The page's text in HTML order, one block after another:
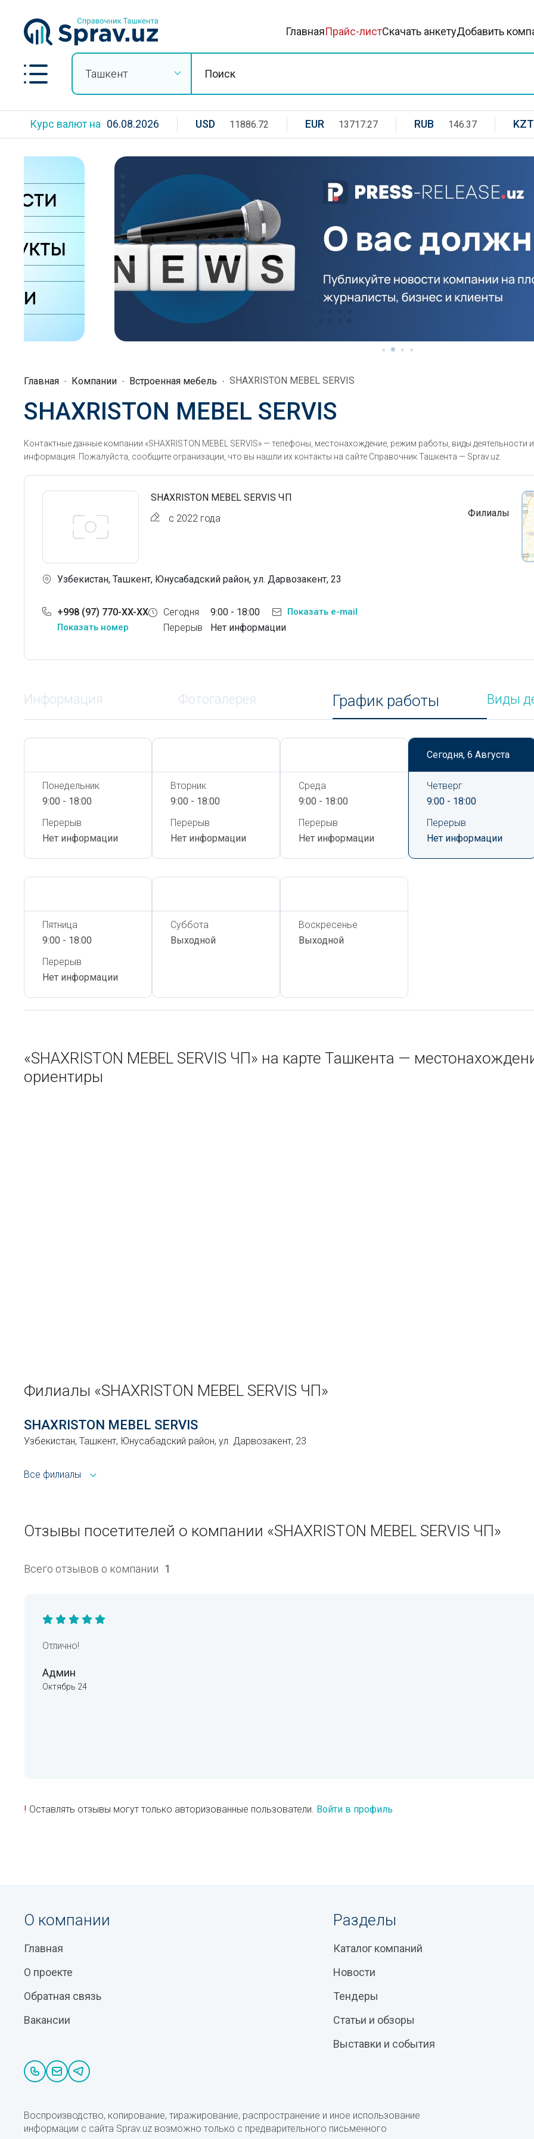
ГлавнаяПрайс-листСкачать анкетуДобавить
Ташкент
Курс валют на 06.08.2026 USD 11886.72 EUR 13717.27 RUB 146.37 KZT
Главная Компании Встроенная мебель SHAXRISTON MEBEL SERVIS
SHAXRISTON MEBEL SERVIS
Контактные данные компании «SHAXRISTON MEBEL SERVIS» — телефоны, местонахождение, режим работы, виды деятельности
информация. Пожалуйста, сообщите огранизации, что вы нашли их контакты на сайте Справочник Ташкента — Sprav.uz.
SHAXRISTON MEBEL SERVIS ЧП
с 2022 года
Филиалы
Узбекистан, Ташкент, Юнусабадский район, ул. Дарвозакент, 23
+998 (97) 770-XX-XX
Показать номер
Сегодня
Перерыв
9:00 - 18:00
Нет информации
Показать e-mail
Информация Фотогалерея График работы Виды
Понедельник
9:00 - 18:00
Перерыв
Нет информации
Вторник
9:00 - 18:00
Перерыв
Нет информации
Среда
9:00 - 18:00
Перерыв
Нет информации
Сегодня, 6 Августа
Четверг
9:00 - 18:00
Перерыв
Нет информации
Пятница
9:00 - 18:00
Перерыв
Нет информации
Суббота
Выходной
Воскресенье
Выходной
«SHAXRISTON MEBEL SERVIS ЧП» на карте Ташкента —
ориентиры
Филиалы «SHAXRISTON MEBEL SERVIS ЧП»
SHAXRISTON MEBEL SERVIS
Узбекистан, Ташкент, Юнусабадский район, ул. Дарвозакент, 23
Все филиалы
Отзывы посетителей о компании «SHAXRISTON MEBEL SERVIS ЧП»
Всего отзывов о компании 1
Отлично!
Админ
Октябрь 24
! Оставлять отзывы могут только авторизованные пользователи. Войти в профиль
О компании
Главная
О проекте
Обратная связь
Вакансии
Разделы
Каталог компаний
Новости
Тендеры
Статьи и обзоры
Выставки и события
Воспроизводство, копирование, тиражирование, распространение и иное использование
информации с сайта Sprav.uz возможно только с предварительного письменного